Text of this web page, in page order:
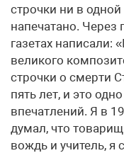
строчки ни в одной
напечатано. Через
газетах написали:
великого
строчки о смерти
пять лет, и это
впечатлений. Я в
думал, что
вождь и учитель, я